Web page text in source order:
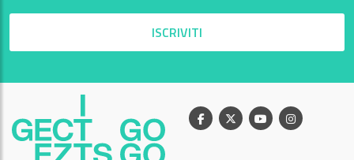
ISCRIVITI
Facebook
X YoutubeInstagram